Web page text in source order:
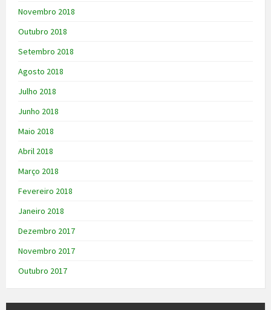
Novembro 2018
Outubro 2018
Setembro 2018
Agosto 2018
Julho 2018
Junho 2018
Maio 2018
Abril 2018
Março 2018
Fevereiro 2018
Janeiro 2018
Dezembro 2017
Novembro 2017
Outubro 2017